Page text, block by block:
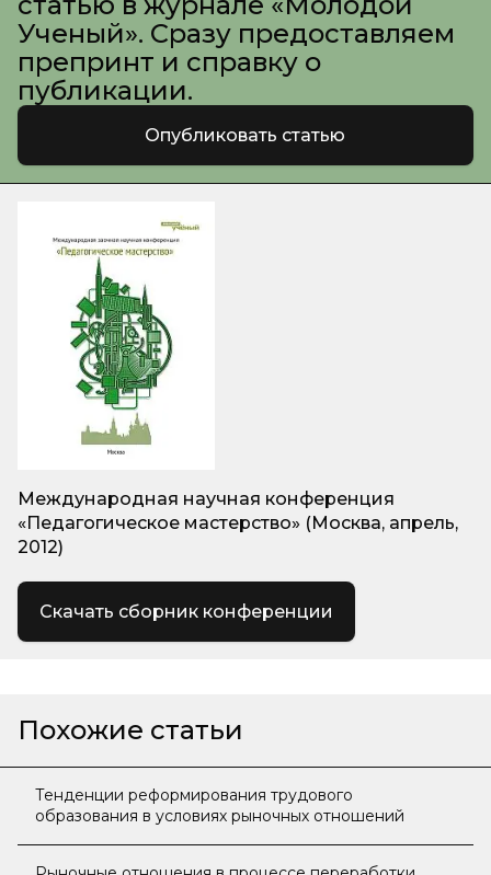
Ученый». Сразу предоставляем
препринт и справку о
публикации.
Опубликовать статью
Международная научная конференция
«Педагогическое мастерство» (Москва, апрель,
2012)
Скачать сборник конференции
Похожие статьи
Тенденции реформирования трудового
образования в условиях рыночных отношений